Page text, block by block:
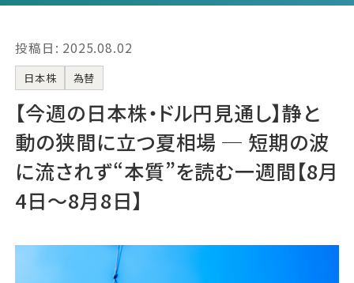
事例紹介
エキスパート一覧
無料講座
コラム
利用者の声
無料ご相談
投稿日: 2025.08.02
日本株 為替
【今週の日本株・ドル円見通し】静と
動の狭間に立つ夏相場 ─ 短期の波
に流されず“本質”を読む一週間【8月
4日〜8月8日】